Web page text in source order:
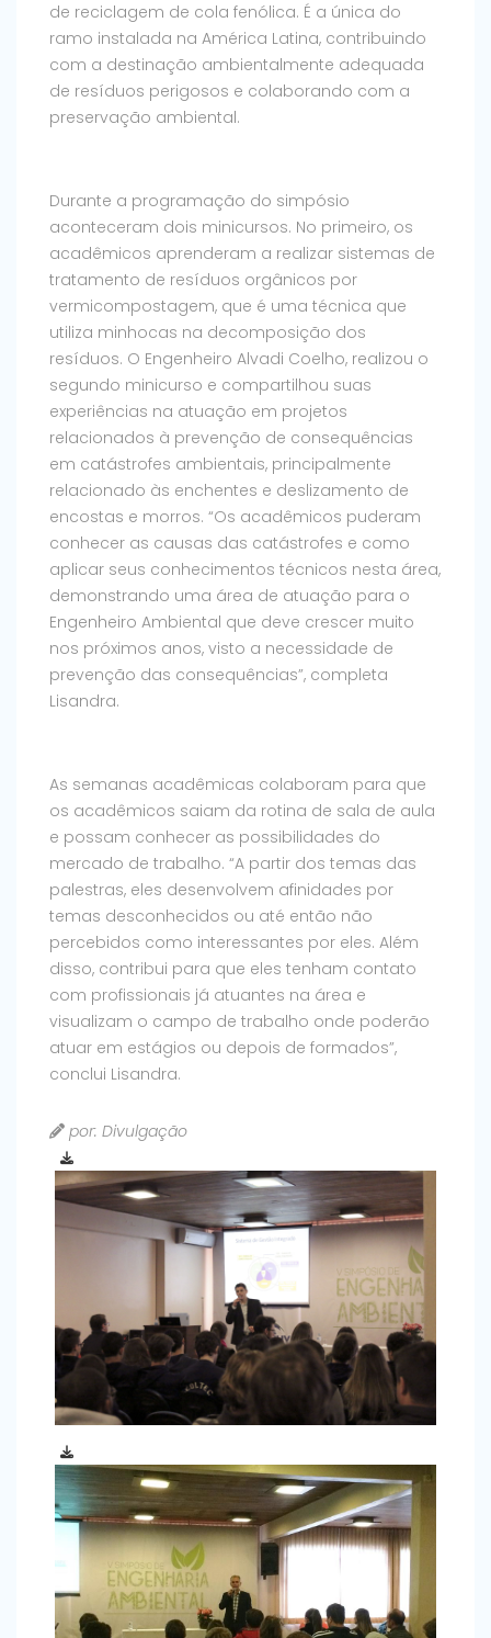
de reciclagem de cola fenólica. É a única do
ramo instalada na América Latina, contribuindo
com a destinação ambientalmente adequada
de resíduos perigosos e colaborando com a
preservação ambiental.
Durante a programação do simpósio
aconteceram dois minicursos. No primeiro, os
acadêmicos aprenderam a realizar sistemas de
tratamento de resíduos orgânicos por
vermicompostagem, que é uma técnica que
utiliza minhocas na decomposição dos
resíduos. O Engenheiro Alvadi Coelho, realizou o
segundo minicurso e compartilhou suas
experiências na atuação em projetos
relacionados à prevenção de consequências
em catástrofes ambientais, principalmente
relacionado às enchentes e deslizamento de
encostas e morros. “Os acadêmicos puderam
conhecer as causas das catástrofes e como
aplicar seus conhecimentos técnicos nesta área,
demonstrando uma área de atuação para o
Engenheiro Ambiental que deve crescer muito
nos próximos anos, visto a necessidade de
prevenção das consequências”, completa
Lisandra.
As semanas acadêmicas colaboram para que
os acadêmicos saiam da rotina de sala de aula
e possam conhecer as possibilidades do
mercado de trabalho. “A partir dos temas das
palestras, eles desenvolvem afinidades por
temas desconhecidos ou até então não
percebidos como interessantes por eles. Além
disso, contribui para que eles tenham contato
com profissionais já atuantes na área e
visualizam o campo de trabalho onde poderão
atuar em estágios ou depois de formados”,
conclui Lisandra.
por: Divulgação